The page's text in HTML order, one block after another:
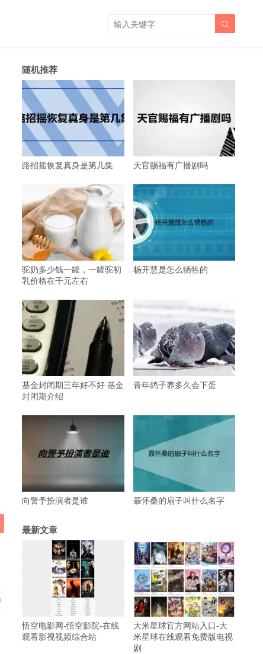

随机推荐
路招摇恢复真身是第几集 天官赐福有广播剧吗
驼奶多少钱一罐，一罐驼初
乳价格在千元左右
杨开慧是怎么牺牲的
基金封闭期三年好不好 基金
封闭期介绍
青年鸽子养多久会下蛋
向警予扮演者是谁 聂怀桑的扇子叫什么名字
最新文章
悟空电影网-悟空影院-在线
观看影视视频综合站
大米星球官方网站入口-大
米星球在线观看免费版电视
剧